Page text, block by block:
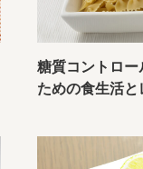
糖質コントロ
ための食生活と